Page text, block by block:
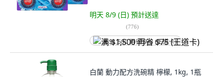
明天 8/9 (日) 預計送達
(776)
满 $1,500 再省 $75 (王道卡)
白蘭 動力配方洗碗精 檸檬, 1kg, 1瓶